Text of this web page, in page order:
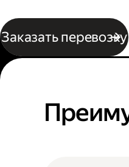
Заказать перевозку